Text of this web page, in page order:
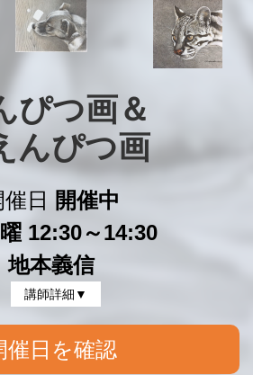
ぴつ画＆
んぴつ画
催日
開催中
12:30～14:30
地本義信
講師詳細▼
催日を確認